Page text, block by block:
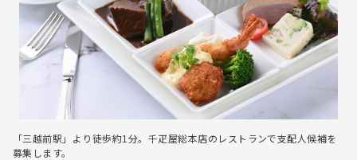
「三越前駅」より徒歩約1分。千疋屋総本店のレストランで支配人候補を
募集します。